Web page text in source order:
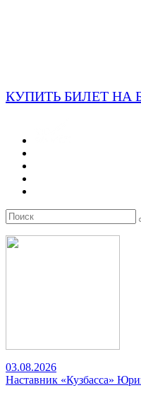
КУПИТЬ БИЛЕТ
03.08.2026
Наставник «Кузбасса»